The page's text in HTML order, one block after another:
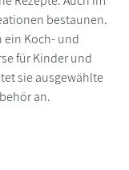
bestaunen.
ein Koch- und
für Kinder und
sie ausgewählte
an.